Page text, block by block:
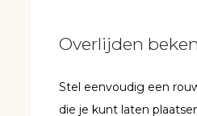
Overlijden
Stel eenvoudig een
die je kunt laten